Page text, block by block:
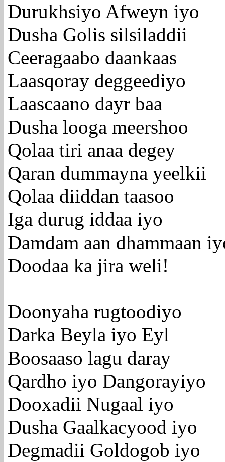
Durukhsiyo Afweyn iyo
Dusha Golis silsiladdii
Ceeragaabo daankaas
Laasqoray deggeediyo
Laascaano dayr baa
Dusha looga meershoo
Qolaa tiri anaa degey
Qaran dummayna yeelkii
Qolaa diiddan taasoo
Iga durug iddaa iyo
Damdam aan dhammaan
Doodaa ka jira weli!
Doonyaha rugtoodiyo
Darka Beyla iyo Eyl
Boosaaso lagu daray
Qardho iyo Dangorayiyo
Dooxadii Nugaal iyo
Dusha Gaalkacyood iyo
Degmadii Goldogob iyo